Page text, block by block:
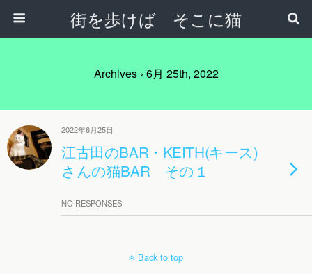
街を歩けば そこに猫
Archives › 6月 25th, 2022
2022年6月25日
江古田のBAR・KEITH(キース)
さんの猫BAR その１
NO RESPONSES
Back to top